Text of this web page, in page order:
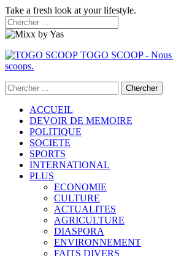
Take a fresh look at your lifestyle.
TOGO SCOOP - Nous
scoops.
ACCUEIL
DEVOIR DE MEMOIRE
POLITIQUE
SOCIETE
SPORTS
INTERNATIONAL
PLUS
ECONOMIE
CULTURE
ACTUALITES
AGRICULTURE
DIASPORA
ENVIRONNEMENT
FAITS DIVERS